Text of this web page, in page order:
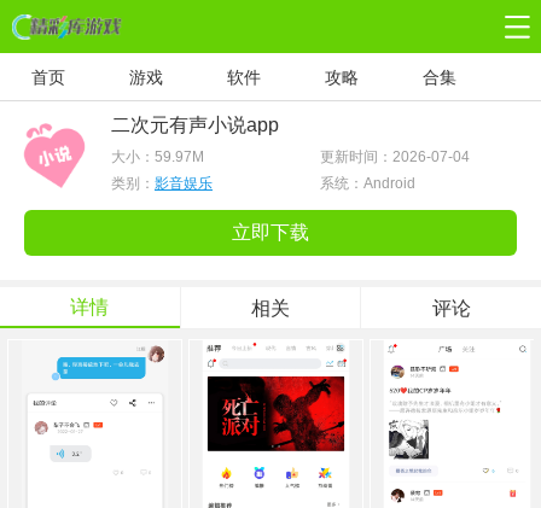
首页 游戏 软件 攻略 合集
二次元有声小说app
大小： 59.97M
更新时间：2026-07-04
类别： 影音娱乐 系统：Android
立即下载
详情 相关 评论